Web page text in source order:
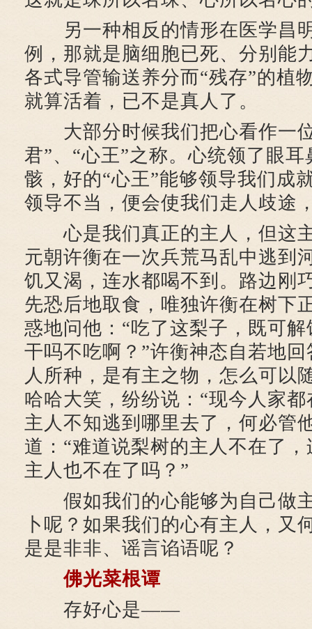
另一种相反的情形在医学昌
例，那就是脑细胞已死、分别能
各式导管输送养分而“残存”的植
就算活着，已不是真人了。
大部分时候我们把心看作一
君”、“心王”之称。心统领了眼
骸，好的“心王”能够领导我们成
领导不当，便会使我们走人歧途
心是我们真正的主人，但这
元朝许衡在一次兵荒马乱中逃到
饥又渴，连水都喝不到。路边刚
先恐后地取食，唯独许衡在树下
惑地问他：“吃了这梨子，既可
干吗不吃啊？”许衡神态自若地
人所种，是有主之物，怎么可以
哈哈大笑，纷纷说：“现今人家
主人不知逃到哪里去了，何必管
道：“难道说梨树的主人不在了
主人也不在了吗？”
假如我们的心能够为自己做
卜呢？如果我们的心有主人，又
是是非非、谣言谄语呢？
佛光菜根谭
存好心是——